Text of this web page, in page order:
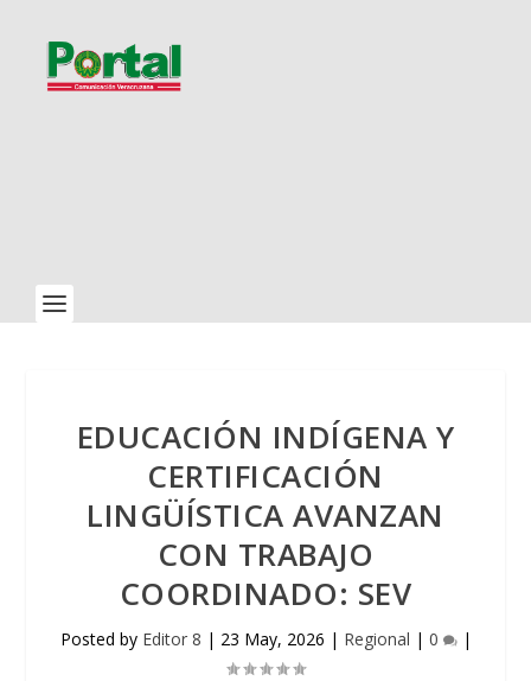
EDUCACIÓN INDÍGENA Y
CERTIFICACIÓN
LINGÜÍSTICA AVANZAN
CON TRABAJO
COORDINADO: SEV
Posted by Editor 8 | 23 May, 2026 | Regional | 0 |